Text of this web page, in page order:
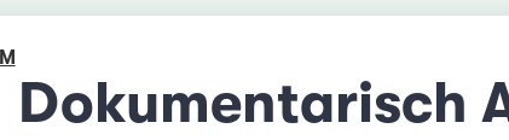
Dokumentarisch